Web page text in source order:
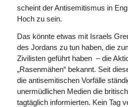
scheint der Anti­semitis­mus in
Hoch zu sein.
Das könnte etwas mit Israels
des Jordans zu tun haben, die
Zivilisten geführt haben – die
„Rasenmähen“ bekannt. Seit
die anti­semitischen Vorfälle
unermüdlichen Medien die
tagtäglich informierten. Kein Tag